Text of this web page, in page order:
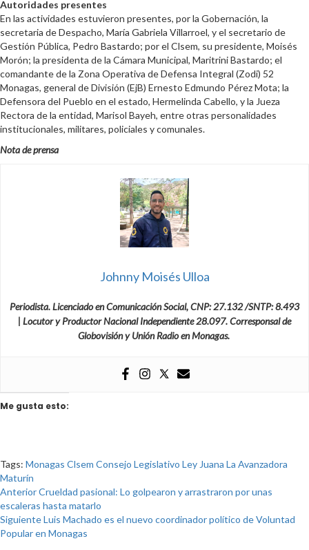
Autoridades presentes
En las actividades estuvieron presentes, por la Gobernación, la
secretaria de Despacho, María Gabriela Villarroel, y el secretario de
Gestión Pública, Pedro Bastardo; por el Clsem, su presidente, Moisés
Morón; la presidenta de la Cámara Municipal, Maritrini Bastardo; el
comandante de la Zona Operativa de Defensa Integral (Zodi) 52
Monagas, general de División (EjB) Ernesto Edmundo Pérez Mota; la
Defensora del Pueblo en el estado, Hermelinda Cabello, y la Jueza
Rectora de la entidad, Marisol Bayeh, entre otras personalidades
institucionales, militares, policiales y comunales.
Nota de prensa
Johnny Moisés Ulloa
Periodista. Licenciado en Comunicación Social, CNP: 27.132 /SNTP: 8.493
| Locutor y Productor Nacional Independiente 28.097. Corresponsal de
Globovisión y Unión Radio en Monagas.
Me gusta esto:
Tags: Monagas Clsem Consejo Legislativo Ley Juana La Avanzadora
Maturín
Post
navigation
AnteriorCrueldad pasional: Lo golpearon y arrastraron por unas
escaleras hasta matarlo
SiguienteLuis Machado es el nuevo coordinador político de Voluntad
Popular en Monagas